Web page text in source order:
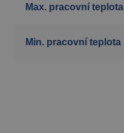
Max. pracovní teplota
Min. pracovní teplota